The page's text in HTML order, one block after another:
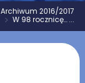
Archiwum 2016/2017
> W 98 rocznicę… ...